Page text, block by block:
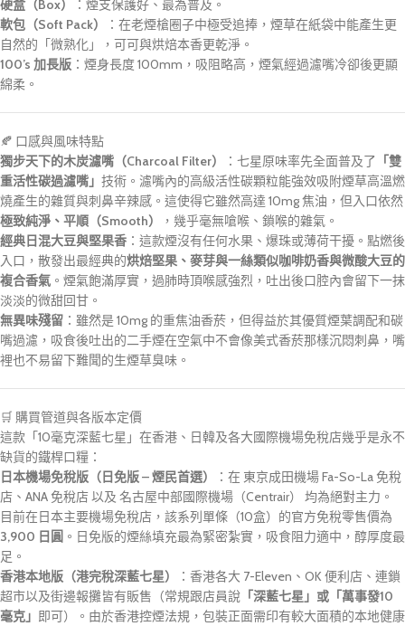
硬盒（Box）
：煙支保護好、最為普及。
軟包（Soft Pack）
：在老煙槍圈子中極受追捧，煙草在紙袋中能產生更
自然的「微熟化」，可可與烘焙本香更乾淨。
100’s 加長版 ：煙身長度 100mm，吸阻略高，煙氣經過濾嘴冷卻後更顯
綿柔。
🍂 口感與風味特點
獨步天下的木炭濾嘴（Charcoal Filter）
：七星原味率先全面普及了
「雙
重活性碳過濾嘴」 技術。濾嘴內的高級活性碳顆粒能強效吸附煙草高溫燃
燒產生的雜質與刺鼻辛辣感。這使得它雖然高達 10mg 焦油，但入口依然
極致純淨、平順（Smooth）
，幾乎毫無嗆喉、鎖喉的雜氣。
經典日混大豆與堅果香 ：這款煙沒有任何水果、爆珠或薄荷干擾。點燃後
入口，散發出最經典的烘焙堅果、麥芽與一絲類似咖啡奶香與微酸大豆的
複合香氣 。煙氣飽滿厚實，過肺時頂喉感強烈，吐出後口腔內會留下一抹
淡淡的微甜回甘。
無異味殘留 ：雖然是 10mg 的重焦油香菸，但得益於其優質煙葉調配和碳
嘴過濾，吸食後吐出的二手煙在空氣中不會像美式香菸那樣沉悶刺鼻，嘴
裡也不易留下難聞的生煙草臭味。
🛒 購買管道與各版本定價
這款「10毫克深藍七星」在香港、日韓及各大國際機場免稅店幾乎是永不
缺貨的鐵桿口糧：
日本機場免稅版（日免版 – 煙民首選）
：在 東京成田機場 Fa-So-La 免稅
店 、ANA 免稅店以及 名古屋中部國際機場（Centrair）
均為絕對主力。
目前在日本主要機場免稅店，該系列單條（10盒）的官方免稅零售價為
3,900 日圓 。日免版的煙絲填充最為緊密紮實，吸食阻力適中，醇厚度最
足。
香港本地版（港完稅深藍七星）
：香港各大 7-Eleven、OK 便利店、連鎖
超市以及街邊報攤皆有販售（常規跟店員說 「深藍七星」或「萬事發10
毫克」 即可）。由於香港控煙法規，包裝正面需印有較大面積的本地健康